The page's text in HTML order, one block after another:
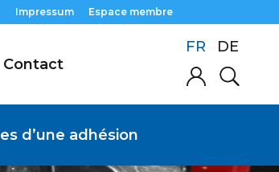
Impressum Espace membre
d’une adhésion
Contact
DE
FR